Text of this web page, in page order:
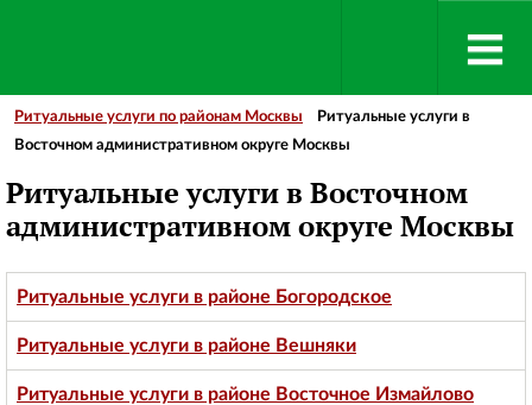
Ритуальные услуги по районам Москвы
Ритуальные услуги в
Восточном административном округе Москвы
Ритуальные услуги в Восточном
административном округе Москвы
Ритуальные услуги в районе Богородское
Ритуальные услуги в районе Вешняки
Ритуальные услуги в районе Восточное Измайлово